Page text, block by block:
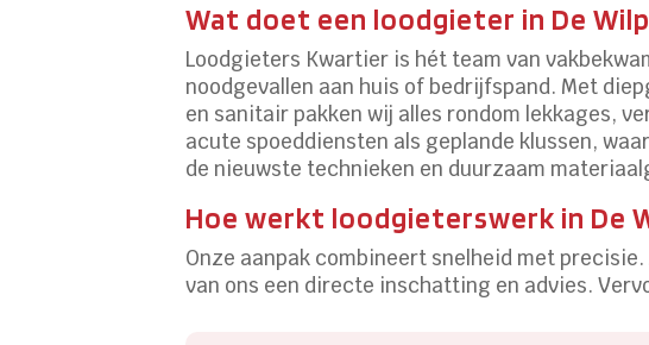
Wat doet een loodgieter in De
Loodgieters Kwartier is hét team van
noodgevallen aan huis of bedrijfspand. Met
en sanitair pakken wij alles rondom lekkages,
acute spoeddiensten als geplande klussen,
de nieuwste technieken en duurzaam
Hoe werkt loodgieterswerk in De
Onze aanpak combineert snelheid met
van ons een directe inschatting en advies.